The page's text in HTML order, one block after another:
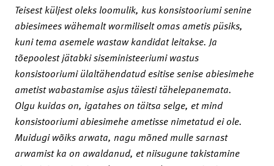
Teisest küljest oleks loomulik, kus konsistooriumi senine
abiesimees wähemalt wormiliselt omas ametis püsiks,
kuni tema asemele wastaw kandidat leitakse. Ja
tõepoolest jätabki siseministeeriumi wastus
konsistooriumi ülaltähendatud esitise senise abiesimehe
ametist wabastamise asjus täiesti tähelepanemata.
Olgu kuidas on, igatahes on täitsa selge, et mind
konsistooriumi abiesimehe ametisse nimetatud ei ole.
Muidugi wõiks arwata, nagu mõned mulle sarnast
arwamist ka on awaldanud, et niisugune takistamine